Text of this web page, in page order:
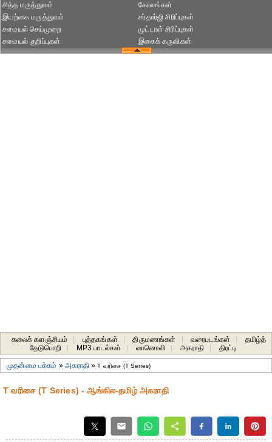
சித்த மருத்துவம்
இயற்கை மருத்துவம்
சமையல் செய்முறை
சமையல் குறிப்புகள்
கோலங்கள்
சர்தார்ஜி சிரிப்புகள்
முட்டாள் சிரிப்புகள்
இசைக் கருவிகள்
கலைக் களஞ்சியம் புத்தகங்கள் திருமணங்கள் வரைபடங்கள்
தமிழ்த்
தேடுபொறி
MP3 பாடல்கள் வானொலி அகராதி திரட்டி
முதன்மை பக்கம் »அகராதி»T வரிசை (T Series)
T வரிசை (T Series) - ஆங்கில-தமிழ் அகராதி